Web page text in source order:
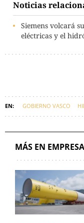
Noticias
Siemens volcará
eléctricas y el
GOBIERNO VASCO
MÁS EN